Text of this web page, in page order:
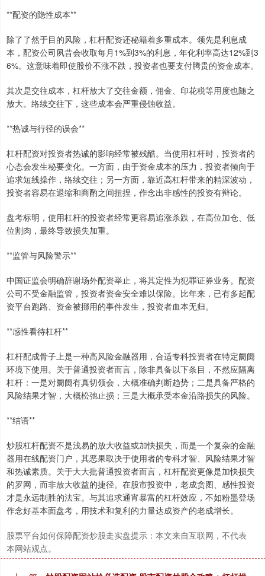
**配资的隐性成本**
除了了然于目的风险，杠杆配资还秘籍着多重成本。领先是利息成
本，配资公司夙昔会收取每月1%到3%的利息，年化利率高达12%到3
6%。这意味着即使股价不涨不跌，投资者也要支付腾贵的资金成本。
其次是交往成本，杠杆放大了交往金额，佣金、印花税等用度也随之
放大。络续交往下，这些成本会严重侵蚀收益。
**热诚与行径的误会**
杠杆配资对投资者热诚的影响经常被残酷。当使用杠杆时，投资者的
心态会发生秘要变化。一方面，由于资金成本的压力，投资者倾向于
追求短线操作，络续交往；另一方面，靠近高杠杆带来的精深波动，
投资者容易在退缩和商酌之间扭捏，作念出非感性的投资有辩论。
盘考标明，使用杠杆的投资者经常更容易追涨杀跌，在高位加仓、低
位割肉，最终导致损失加重。
**监管与风险警示**
中国证监会明确辞谢场外配资举止，将其定性为犯罪证券业务。配资
公司不受金融监管，投资者资金安全难以保险。比年来，已有多起配
资平台跑路、资金被挪用的事件发生，投资者血本无归。
**感性看待杠杆**
杠杆配成骨子上是一种高风险金融器用，合适专科投资者在特定阛阓
环境下使用。关于普通投资者而言，除非具备以下条目，不然应隔离
杠杆：一是对阛阓有真切领会，大概准确判断趋势；二是具备严格的
风险结果才智，大概松弛止损；三是大概承受本金沿路损失的风险。
**结语**
炒股杠杆配资不是浅易的放大收益或加快损失，而是一个复杂的金融
器用在线配资门户，其恶果取决于使用者的专科才智、风险结果才智
和热诚素质。关于大大批普通投资者而言，杠杆配资更像是加快损失
的罗网，而非放大收益的捷径。在股市投资中，老成贪图、感性投资
才是永远制胜的法宝。与其追求通宵暴富的杠杆效应，不如粉墨登场
作念好基本面盘考，用技术和复利的力量达成资产的老成增长。
股票平台如何保障配资炒股走实盘提示：本文来自互联网，不代表
本网站观点。